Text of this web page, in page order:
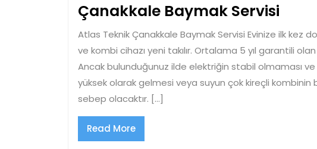
Çanakkale Baymak Servisi
Atlas Teknik Çanakkale Baymak Servisi Evinize ilk
ve kombi cihazı yeni takılır. Ortalama 5 yıl garantili
Ancak bulunduğunuz ilde elektriğin stabil olmaması
yüksek olarak gelmesi veya suyun çok kireçli kombinin
sebep olacaktır. […]
Read MoreRead
More